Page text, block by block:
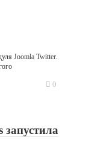
Joomla Twitter.
0